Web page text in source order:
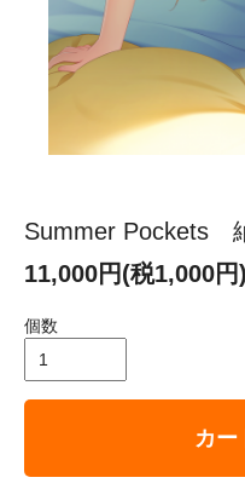
Summer Pockets
11,000円(税1,000円)
個数
カー